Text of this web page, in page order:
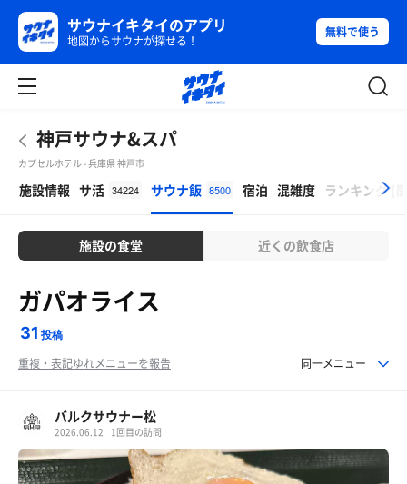
サウナイキタイのアプリ
地図からサウナが探せる！
無料で使う
神戸サウナ&スパ
カプセルホテル - 兵庫県 神戸市
施設情報 サ活 34224 サウナ飯 8500 宿泊 混雑度 ランキング
施設の食堂 近くの飲食店
ガパオライス
31 投稿
重複・表記ゆれメニューを報告 同一メニュー
バルクサウナー松
2026.06.12 1回目の訪問